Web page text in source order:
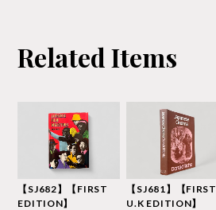
Related Items
【SJ682】【FIRST
EDITION】
【SJ681】【FIRST
U.K EDITION】